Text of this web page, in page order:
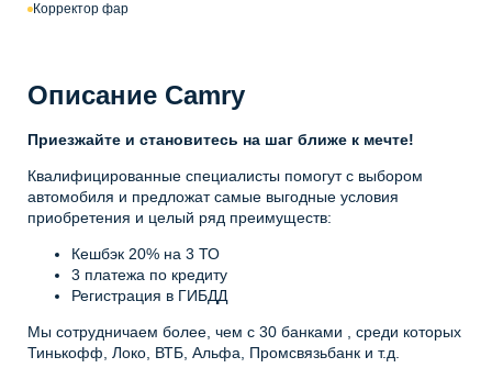
Корректор фар
Описание Camry
Приезжайте и становитесь на шаг ближе к мечте!
Квалифицированные специалисты помогут с выбором
автомобиля и предложат самые выгодные условия
приобретения и целый ряд преимуществ:
Кешбэк 20% на 3 ТО
3 платежа по кредиту
Регистрация в ГИБДД
Мы сотрудничаем более, чем с 30 банками , среди которых
Тинькофф, Локо, ВТБ, Альфа, Промсвязьбанк и т.д.